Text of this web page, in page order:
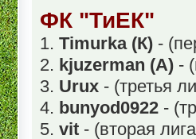
ФК "ТиЕК"
1. Timurka (К) -
2. kjuzerman (А) -
3. Urux - (третья
4. bunyod0922 -
5. vit - (вторая